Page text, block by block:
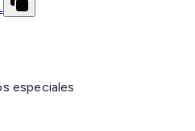
especiales